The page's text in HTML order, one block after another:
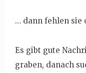
… dann fehlen sie
Es gibt gute
graben, danach